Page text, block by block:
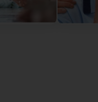
appréciation.
by Google) Help at home